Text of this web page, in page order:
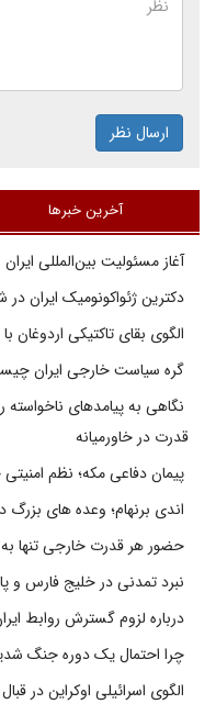
ارسال نظر
آخرین خبرها
آغاز مسئولیت بین‌المللی ایران
دکترین ژئواکونومیک ایران
الگوی بقای تاکتیکی اردوغان
گره سیاست خارجی ایران
نگاهی به پیامدهای ناخواسته
قدرت در خاورمیانه
پیمان دفاعی مکه؛ نظم
اندی برنهام؛ وعده های
حضور هر قدرت خارجی تنها
نبرد تمدنی در خلیج فارس و
درباره لزوم گسترش روابط
چرا احتمال یک دوره جنگ
الگوی اسرائیلی اوکراین در